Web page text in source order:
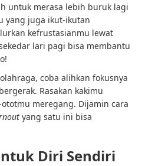
untuk merasa lebih buruk lagi
yang juga ikut-ikutan
kefrustasianmu lewat
lari pagi bisa membantu
coba alihkan fokusnya
Rasakan kakimu
meregang. Dijamin cara
yang satu ini bisa
Diri Sendiri